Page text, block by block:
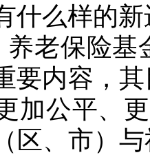
什么样的
养老保险基
要内容，
加公平、
区、市）